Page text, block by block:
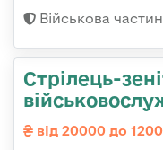
Військова
Стрілець-
від 20000 до